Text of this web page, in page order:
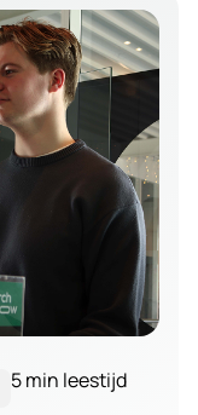
5 min leestijd